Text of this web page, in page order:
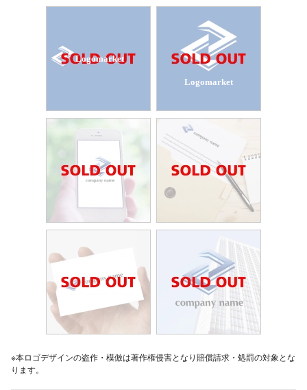
Logomarket
Logomarket
※本ロゴデザインの盗作・模倣は著作権侵害となり賠償請求・処罰の対象とな
ります。